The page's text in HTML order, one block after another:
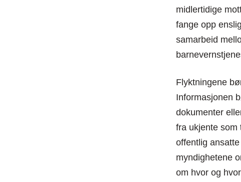
midlertidige
fange opp
samarbeid
Flyktningene
Informasjonen
dokumenter
fra ukjente som
offentlig
myndighetene
om hvor og